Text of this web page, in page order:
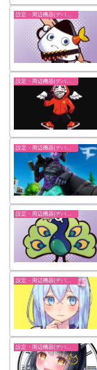
設定・周辺機器(デバイス)-フォートナイト【fortnite】
設定・周辺機器(デバイス)-フォートナイト【fortnite】